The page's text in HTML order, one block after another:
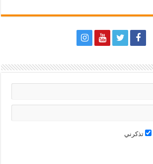
تذكرني